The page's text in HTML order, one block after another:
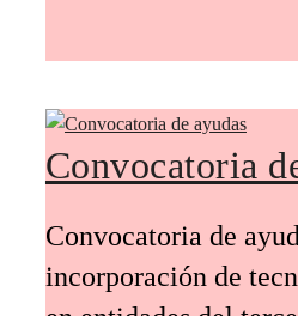
Convocatoria
Convocatoria de
incorporación de